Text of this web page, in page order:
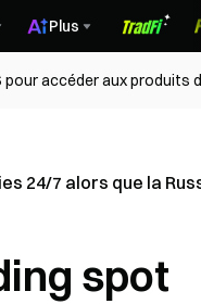
Plus
accéder aux produits
7 alors que la
spot